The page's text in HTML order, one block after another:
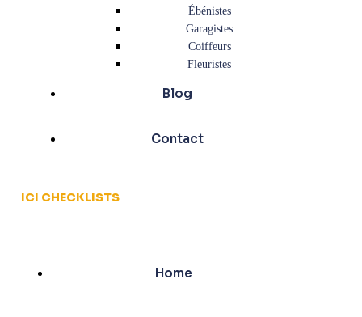
Ébénistes
Garagistes
Coiffeurs
Fleuristes
Blog
Contact
ICI CHECKLISTS
Home